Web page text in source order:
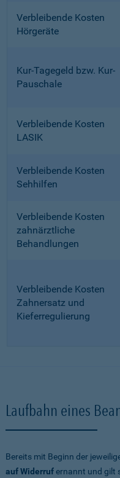
Verbleibende Kosten
Hörgeräte
Kur-Tagegeld bzw. Kur-
Pauschale
Verbleibende Kosten
LASIK
Verbleibende Kosten
Sehhilfen
Verbleibende Kosten
zahnärztliche
Behandlungen
Verbleibende Kosten
Zahnersatz und
Kieferregulierung
Laufbahn eines
Bereits mit Beginn der
auf Widerrufernannt und gilt